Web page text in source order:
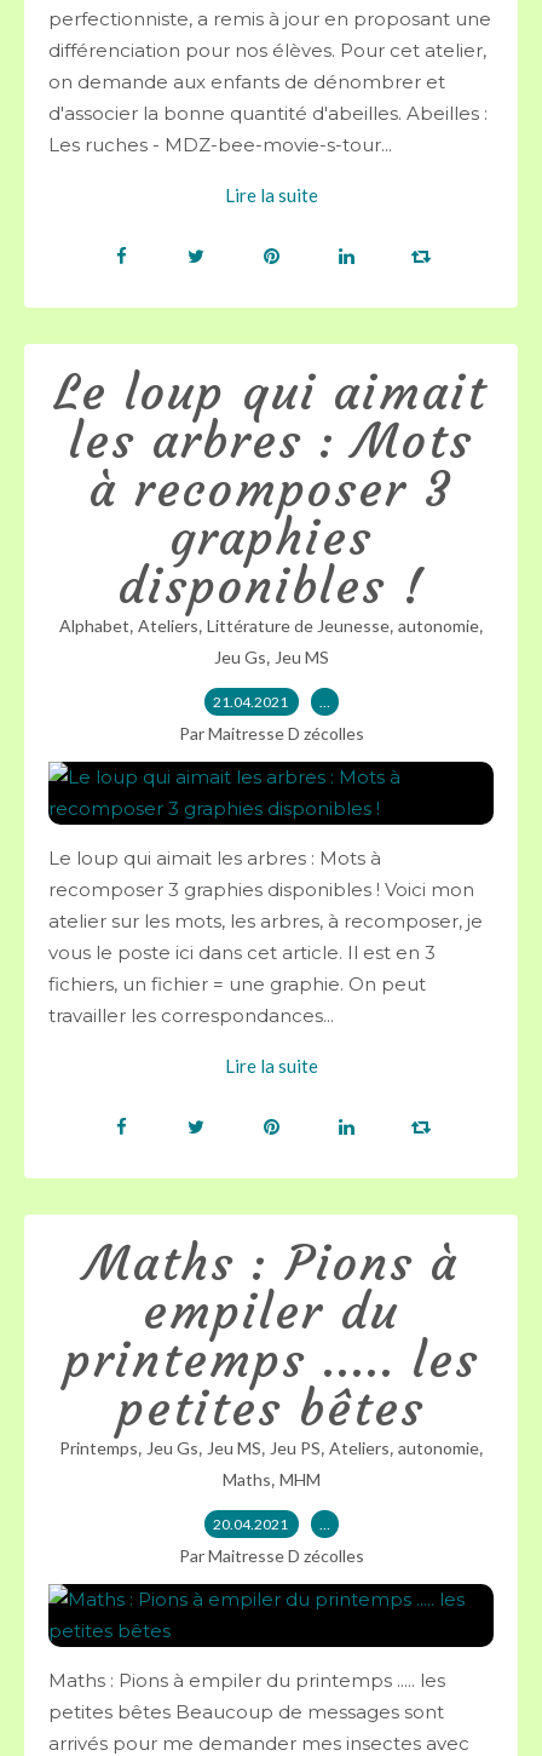
perfectionniste, a remis à jour en proposant une
différenciation pour nos élèves. Pour cet atelier,
on demande aux enfants de dénombrer et
d'associer la bonne quantité d'abeilles. Abeilles :
Les ruches - MDZ-bee-movie-s-tour...
Lire la suite
Le loup qui aimait
les arbres : Mots
à recomposer 3
graphies
disponibles !
Alphabet, Ateliers, Littérature de Jeunesse, autonomie,
Jeu Gs, Jeu MS
21.04.2021 …
Par Maitresse D zécolles
Le loup qui aimait les arbres : Mots à
recomposer 3 graphies disponibles ! Voici mon
atelier sur les mots, les arbres, à recomposer, je
vous le poste ici dans cet article. Il est en 3
fichiers, un fichier = une graphie. On peut
travailler les correspondances...
Lire la suite
Maths : Pions à
empiler du
printemps ..... les
petites bêtes
Printemps, Jeu Gs, Jeu MS, Jeu PS, Ateliers, autonomie,
Maths, MHM
20.04.2021 …
Par Maitresse D zécolles
Maths : Pions à empiler du printemps ..... les
petites bêtes Beaucoup de messages sont
arrivés pour me demander mes insectes avec